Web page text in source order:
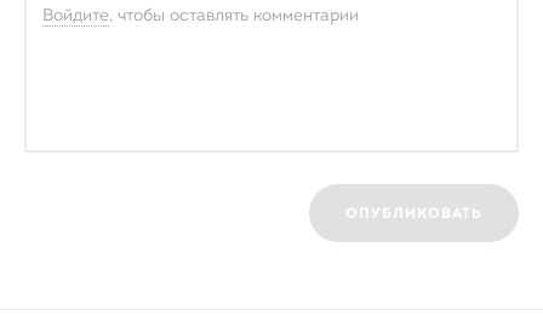
Войдите, чтобы оставлять комментарии
ОПУБЛИКОВАТЬ